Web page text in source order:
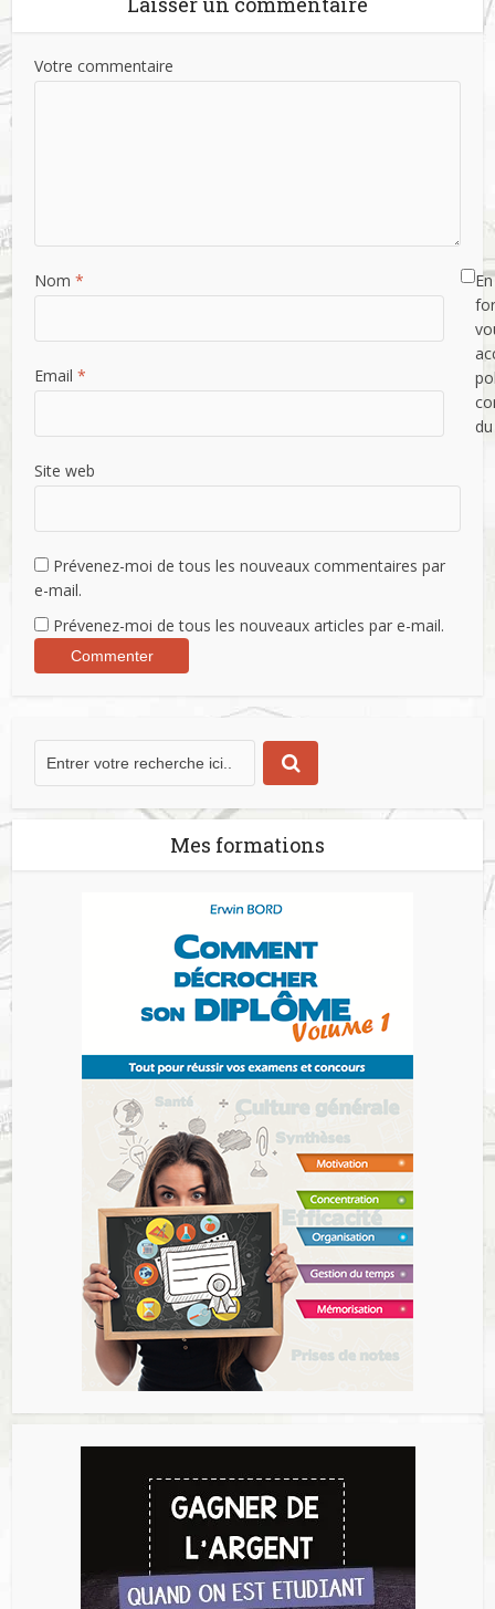
Votre commentaire
Nom *
Email *
Site web
Prévenez-moi de tous les nouveaux commentaires par
e-mail.
Prévenez-moi de tous les nouveaux articles par e-mail.
Mes formations
En soumettant ce formulaire vous acceptez la politique de confidentialité du site.